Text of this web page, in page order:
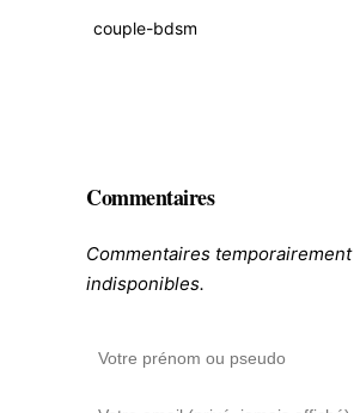
couple-bdsm
Commentaires
Commentaires temporairement
indisponibles.